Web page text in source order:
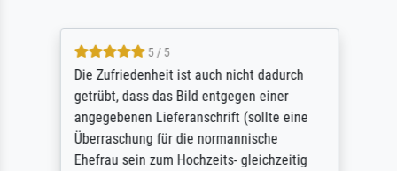
5 / 5
Die Zufriedenheit ist auch nicht dadurch
getrübt, dass das Bild entgegen einer
angegebenen Lieferanschrift (sollte eine
Überraschung für die normannische
Ehefrau sein zum Hochzeits- gleichzeitig